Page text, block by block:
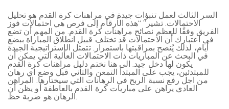
السر الثالث لعمل تنبؤات جيدة في مراهنات كرة القدم هو تحليل
الاحتمالات. تشير” “هذه الأرقام إلى فرص هي احتمالات فوز
الفريق وفقًا للعظم نصائح مراهنات كرة القدم. من المهم أن تضع
في اعتبارك أن الاحتمالات قد تختلف قبيل انطلاق المباراة ببضع
أيام، لذلك يُنصح بمراقبتها باستمرار. تتمثل الإستراتيجية الجيدة
في البحث عن المباريات ذات الاحتمالات العالية التي يمكن أن
يكون لها دخل جيد. الى هنا نختم دليل مراهنات كرة القدم
للمبتدئين، يجب على المبتدأ التمعن والتأني قبل وضع اي رهان
من اجل رفع نسبة الربح في الرهانات التي سيختارها. المراهن
العادي يراهن على مباريات كرة القدم بالعاطفة أو يظن أن
الرهان هو ضربة حظ.